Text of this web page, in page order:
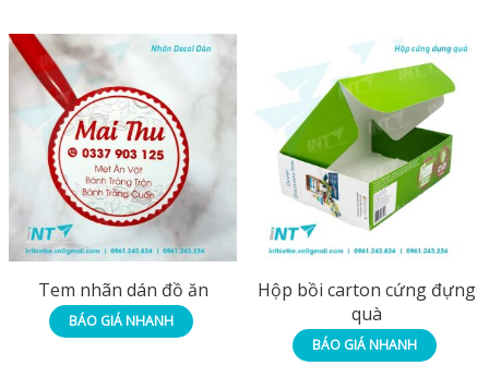
Tem nhãn dán đồ ăn
BÁO GIÁ NHANH
Hộp bồi carton cứng đựng
quà
BÁO GIÁ NHANH